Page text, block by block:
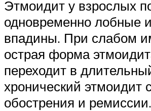
Этмоидит у взрослых
одновременно лобные
впадины. При слабом
острая форма
переходит в
хронический этмоидит
обострения и ремиссии.